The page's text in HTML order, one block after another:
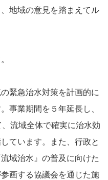
地域の意見を踏まえてル
緊急治水対策を計画的に
事業期間を５年延長し、
流域全体で確実に治水効
ています。また、行政と
域治水』の普及に向けた
画する協議会を通じた施